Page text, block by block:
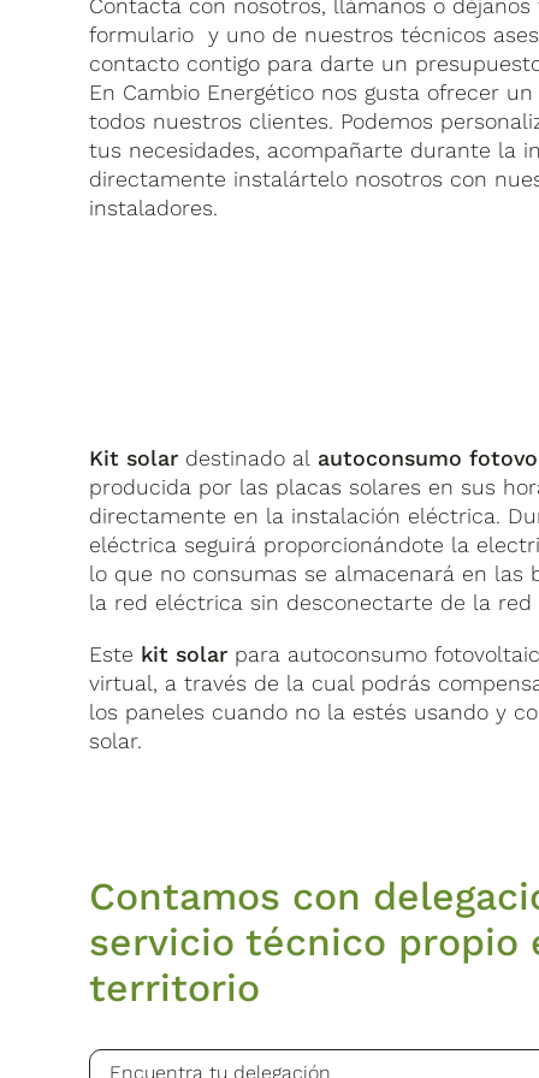
Cantidad
Tensión en punto de máxima
potencia (Vmp)
En Cambio Energético disponemos de
proyecto fotovoltaico. Aquí te mostramos
Contacta con nosotros sin compromiso
instaladores y servicio técnico propio en
Contacta aquí con nosotros
Contacta con nosotros, llámanos o
formulario y uno de nuestros técnicos
contacto contigo para darte un
En Cambio Energético nos gusta ofrecer
todos nuestros clientes. Podemos
tus necesidades, acompañarte durante la
directamente instalártelo nosotros con
instaladores.
Kit solar destinado al autoconsumo
producida por las placas solares en sus
directamente en la instalación eléctrica.
eléctrica seguirá proporcionándote la
lo que no consumas se almacenará en
la red eléctrica sin desconectarte de la
Este kit solar para autoconsumo
virtual, a través de la cual podrás
los paneles cuando no la estés usando y
solar.
Contamos con
servicio técnico propio
territorio